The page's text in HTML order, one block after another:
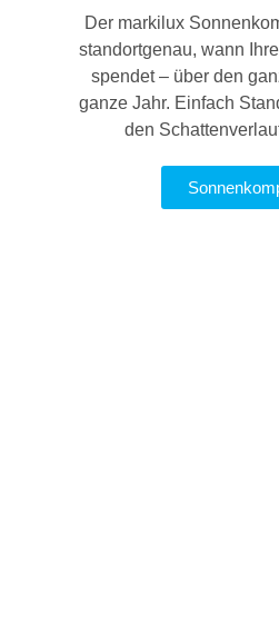
Der markilux
standortgenau, wann
spendet – über den
ganze Jahr. Einfach
den